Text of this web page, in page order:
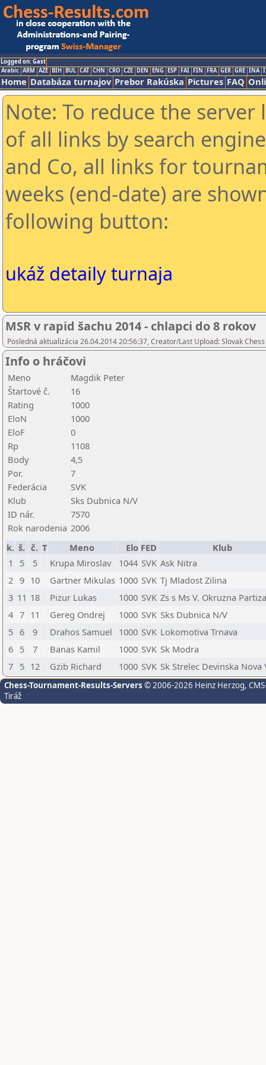
Logged on: Gast
Arabic ARM AZE BIH BUL CAT CHN CRO CZE DEN ENG ESP FAI FIN FRA GER GRE INA
Home Databáza turnajov Prebor Rakúska Pictures FAQ
Note: To reduce the
of all links by search
and Co, all links for
weeks (end-date) are
following button:
ukáž detaily turnaja
MSR v rapid šachu 2014 - chlapci do 8 rokov
Posledná aktualizácia 26.04.2014 20:56:37, Creator/Last Upload: Slovak
Info o hráčovi
Meno
Magdik Peter
Štartové č.
16
Rating
1000
EloN
1000
EloF
0
Rp
1108
Body
4,5
Por.
7
Federácia
SVK
Klub
Sks Dubnica N/V
ID nár.
7570
Rok narodenia 2006
k. š. č. T Meno Elo FED
Klub
1
5 5 Krupa Miroslav 1044 SVK Ask Nitra
2 9 10 Gartner Mikulas 1000 SVK Tj Mladost Zilina
3 11 18 Pizur Lukas 1000 SVK Zs s Ms V. Okruzna
4 7 11 Gereg Ondrej 1000 SVK Sks Dubnica N/V
5 6 9 Drahos Samuel 1000 SVK Lokomotiva Trnava
6 5 7 Banas Kamil 1000 SVK Sk Modra
7 5 12 Gzib Richard 1000 SVK Sk Strelec Devinska Nova
Chess-Tournament-Results-Servers © 2006-2026 Heinz Herzog,
Tiráž